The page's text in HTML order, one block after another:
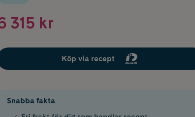
315 kr
Köp via recept
Snabba fakta